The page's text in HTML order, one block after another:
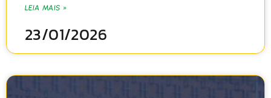
LEIA MAIS »
23/01/2026